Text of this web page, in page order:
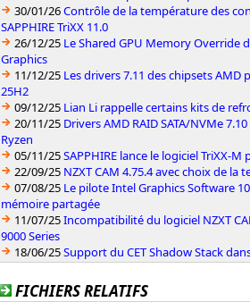
30/01/26Contrôle de la température des
SAPPHIRE TriXX 11.0
26/12/25 Le Shared GPU Memory Override
Graphics
11/12/25 Les drivers 7.11 des chipsets
25H2
09/12/25 Lian Li rappelle certains kits de
20/11/25 Drivers AMD RAID SATA/NVMe
Ryzen
05/11/25SAPPHIRE lance le logiciel TriXX-
22/09/25 NZXT CAM 4.75.4 avec choix de la
07/08/25 Le pilote Intel Graphics Software
mémoire partagée
11/07/25Incompatibilité du logiciel NZXT
9000 Series
18/06/25Support du CET Shadow Stack
FICHIERS RELATIFS